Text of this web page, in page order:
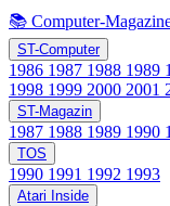
📚 Computer-
ST-Computer
1986 1987 1988 1989
1998 1999 2000 2001
ST-Magazin
1987 1988 1989 1990
TOS
1990 1991 1992 1993
Atari Inside